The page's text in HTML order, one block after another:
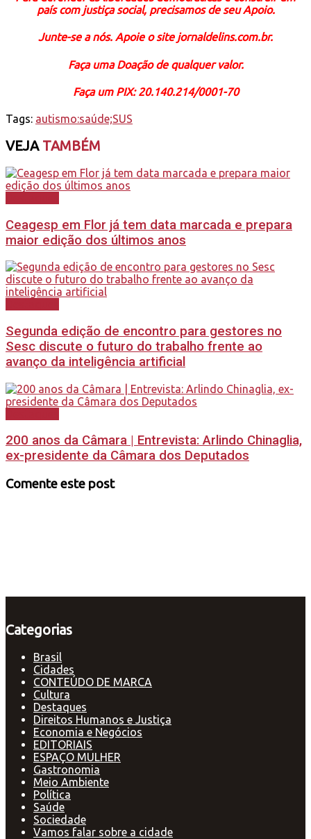
país com justiça social, precisamos de seu Apoio.
Junte-se a nós. Apoie o site jornaldelins.com.br.
Faça uma Doação de qualquer valor.
Faça um PIX: 20.140.214/0001-70
Tags: autismo:saúde;SUS
VEJATAMBÉM
Ceagesp em Flor já tem data marcada e prepara
maior edição dos últimos anos
Segunda edição de encontro para gestores no
Sesc discute o futuro do trabalho frente ao
avanço da inteligência artificial
200 anos da Câmara | Entrevista: Arlindo Chinaglia,
ex-presidente da Câmara dos Deputados
Comente este post
Categorias
Brasil
Cidades
CONTEÚDO DE MARCA
Cultura
Destaques
Direitos Humanos e Justiça
Economia e Negócios
EDITORIAIS
ESPAÇO MULHER
Gastronomia
Meio Ambiente
Política
Saúde
Sociedade
Vamos falar sobre a cidade